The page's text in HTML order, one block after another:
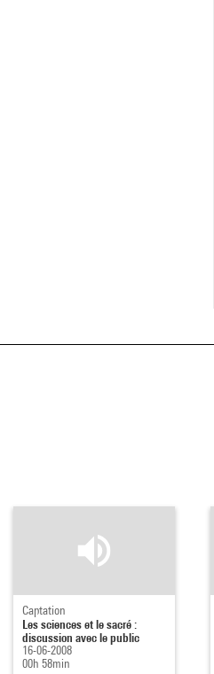
Captation
Les sciences et le sacré :
discussion avec le public
16-06-2008
00h 58min